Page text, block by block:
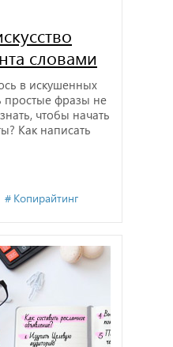
словами
в искушенных
простые фразы не
чтобы начать
Как написать
Копирайтинг